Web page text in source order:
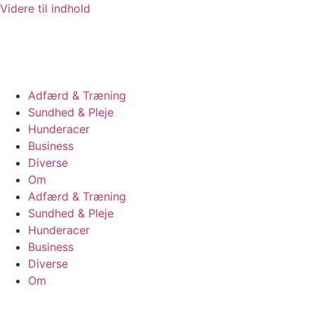
Videre til indhold
Adfærd & Træning
Sundhed & Pleje
Hunderacer
Business
Diverse
Om
Adfærd & Træning
Sundhed & Pleje
Hunderacer
Business
Diverse
Om